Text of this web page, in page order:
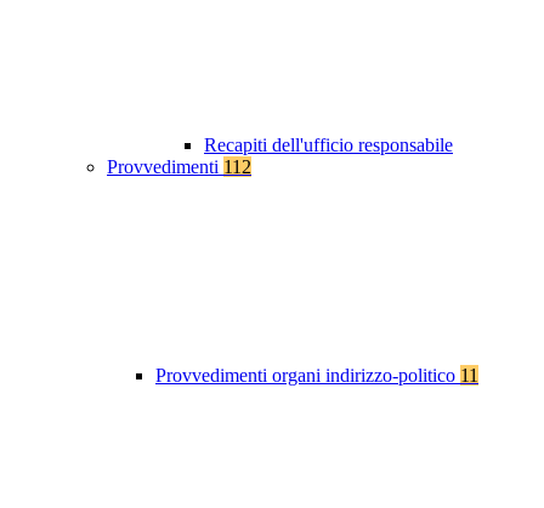
Recapiti dell'ufficio responsabile
Provvedimenti 112
Provvedimenti organi indirizzo-politico 11